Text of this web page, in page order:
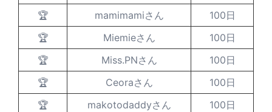
🏆
mamimamiさん
100日
🏆
Miemieさん
100日
🏆
Miss.PNさん
100日
🏆
Ceoraさん
100日
🏆
makotodaddyさん 100日